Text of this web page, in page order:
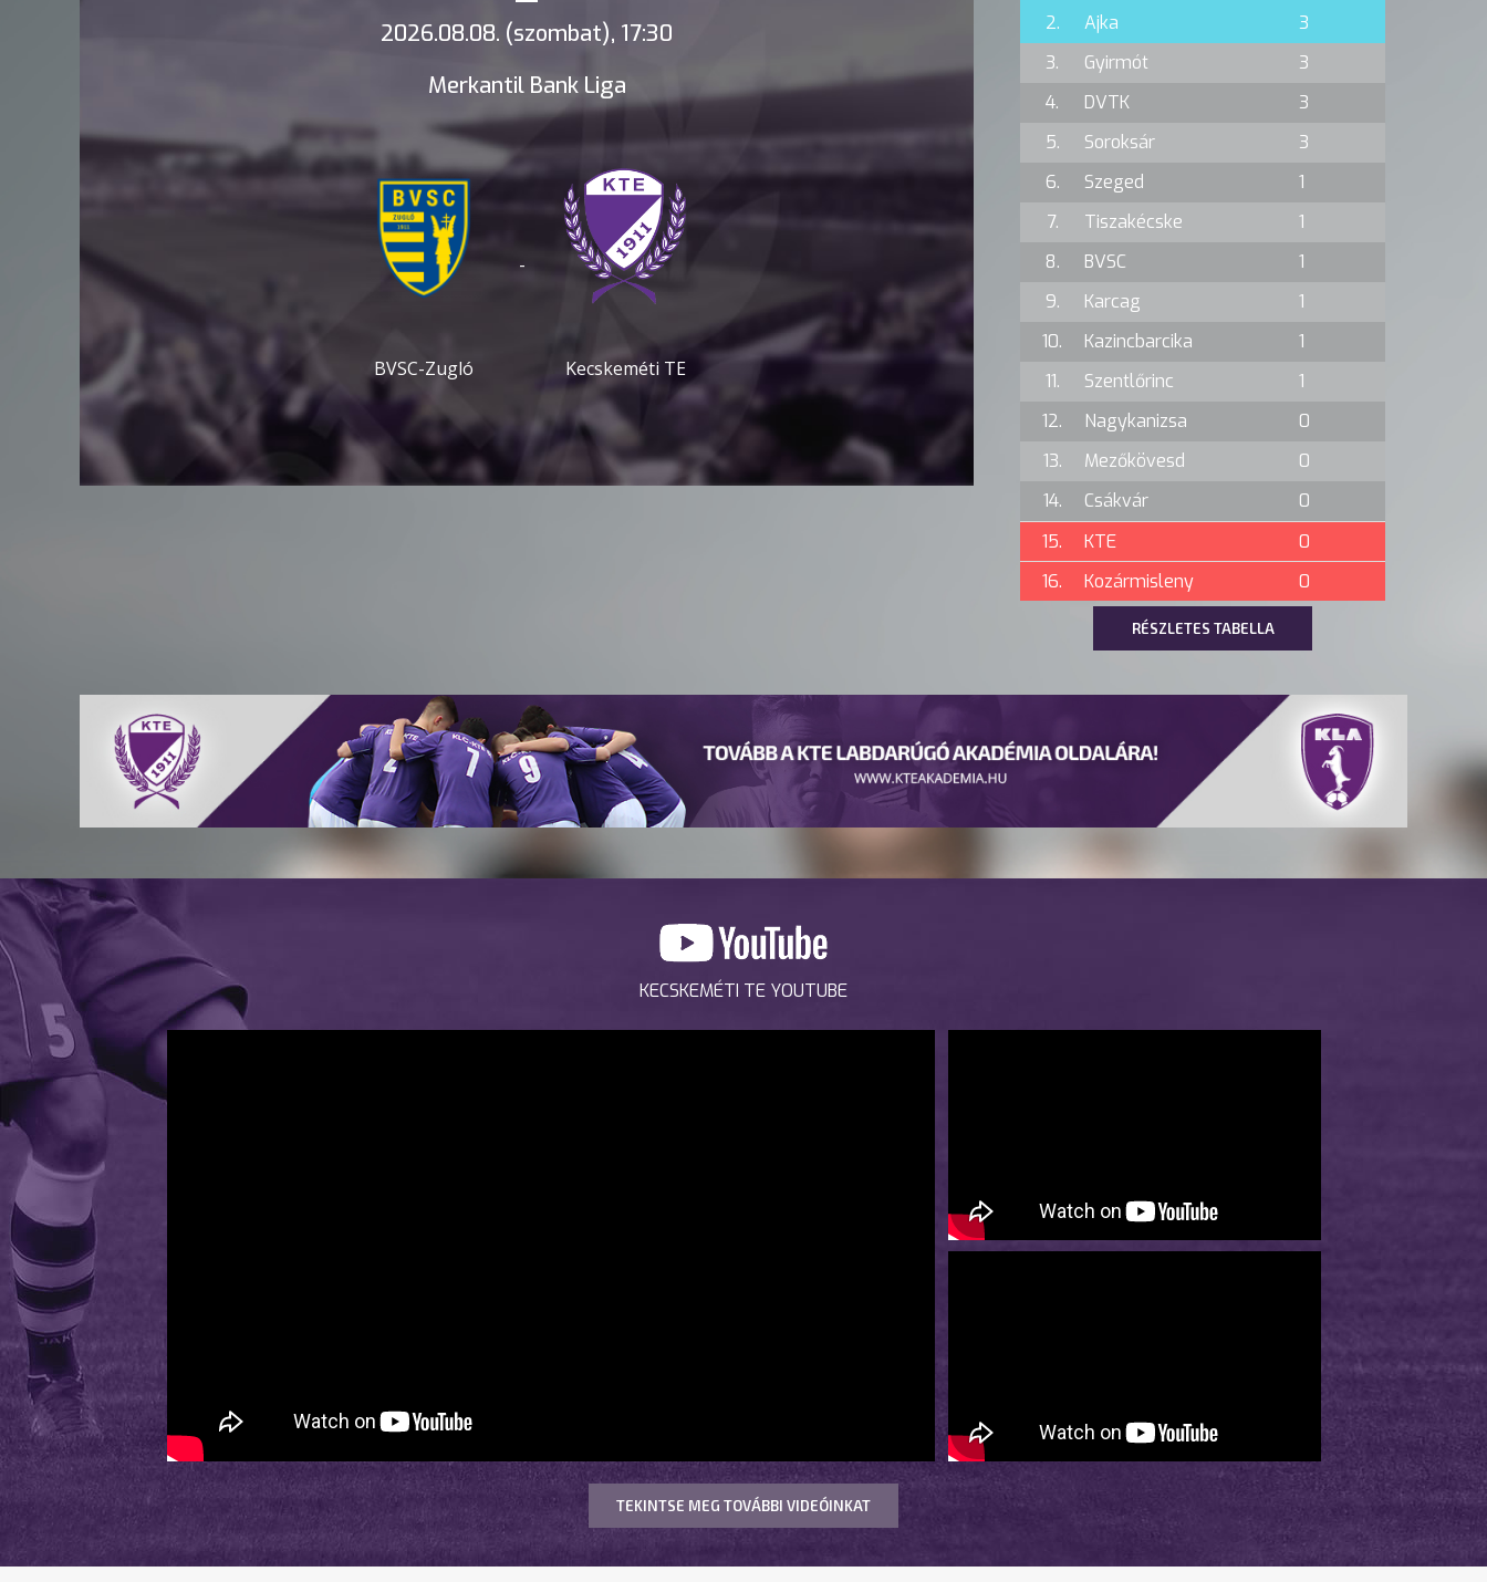
2026.08.08. (szombat), 17:30
Merkantil Bank Liga
BVSC-Zugló
-
Kecskeméti TE
2.
Ajka
3
3.
Gyirmót
3
4.
DVTK
3
5.
Soroksár
3
6.
Szeged
1
7.
Tiszakécske
1
8.
BVSC
1
9.
Karcag
1
10.
Kazincbarcika
1
11.
Szentlőrinc
1
12.
Nagykanizsa
0
13.
Mezőkövesd
0
14.
Csákvár
0
15.
KTE
0
16.
Kozármisleny 0
RÉSZLETES TABELLA
KECSKEMÉTI TE YOUTUBE
TEKINTSE MEG TOVÁBBI VIDEÓINKAT